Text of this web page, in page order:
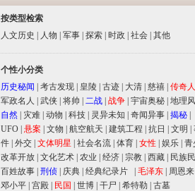
按类型检索
人文历史
人物 军事 探索 时政 社会 其他
个性小分类
历史秘闻
考古发现 皇陵 古迹 大清 慈禧 传奇
军政名人
武侠 将帅 二战 战争 宇宙奥秘 地理
自然
灾难 动物 科技 灵异未知 奇闻异事 揭秘
UFO 悬案 文物 航空航天 建筑工程 抗日 文明
件 外交 文体明星 社会名流 体育 女性 娱乐 青
改革开放 文化艺术 农业 经济 宗教 西藏 民族
百姓故事 刑侦 庆典 经典纪录片 毛泽东 周恩来
邓小平 宫殿 民国 世博 干尸 希特勒 古墓